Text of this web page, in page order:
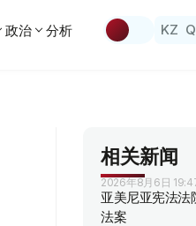
政治 分析 KZ
相关新闻
2026年8月6日
亚美尼亚宪法
法案